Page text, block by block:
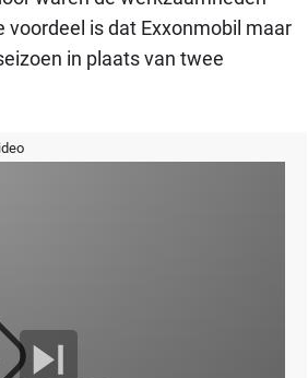
is dat Exxonmobil maar
in plaats van twee